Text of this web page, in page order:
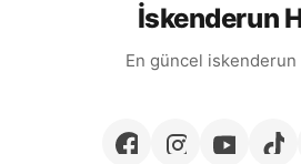
İskenderun
En güncel